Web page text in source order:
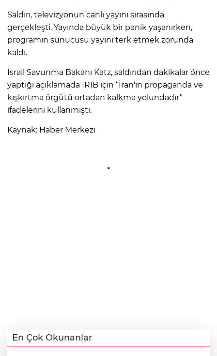
Saldırı, televizyonun canlı yayını sırasında
gerçekleşti. Yayında büyük bir panik yaşanırken,
programın sunucusu yayını terk etmek zorunda
kaldı.
İsrail Savunma Bakanı Katz, saldırıdan dakikalar önce
yaptığı açıklamada IRIB için “İran'ın propaganda ve
kışkırtma örgütü ortadan kalkma yolundadır”
ifadelerini kullanmıştı.
Kaynak: Haber Merkezi
En Çok Okunanlar